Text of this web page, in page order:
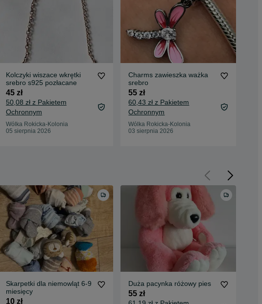
Kolczyki wiszace wkrętki
srebro s925 pozłacane
45 zł
50,08 zł z Pakietem
Ochronnym
Wólka Rokicka-Kolonia
05 sierpnia 2026
Charms zawieszka ważka
srebro
55 zł
60,43 zł z Pakietem
Ochronnym
Wólka Rokicka-Kolonia
03 sierpnia 2026
Skarpetki dla niemowląt 6-9
miesięcy
10 zł
Duża pacynka różowy pies
55 zł